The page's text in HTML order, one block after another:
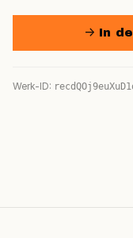
→ In
Werk-ID: